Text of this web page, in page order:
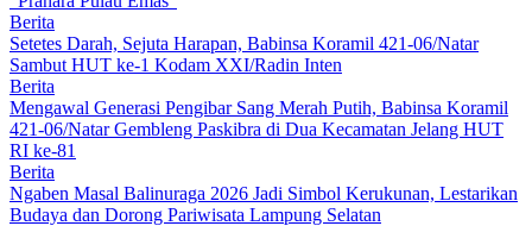
Berita
Setetes Darah, Sejuta Harapan, Babinsa Koramil 421-06/Natar
Sambut HUT ke-1 Kodam XXI/Radin Inten
Berita
Mengawal Generasi Pengibar Sang Merah Putih, Babinsa Koramil
421-06/Natar Gembleng Paskibra di Dua Kecamatan Jelang HUT
RI ke-81
Berita
Ngaben Masal Balinuraga 2026 Jadi Simbol Kerukunan, Lestarikan
Budaya dan Dorong Pariwisata Lampung Selatan